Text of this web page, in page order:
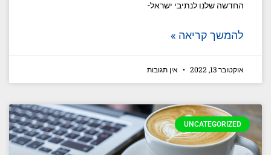
החדשה שלנו לנתיבי ישראל-
להמשך קריאה »
אוקטובר 13, 2022 אין תגובות
UNCATEGORIZED